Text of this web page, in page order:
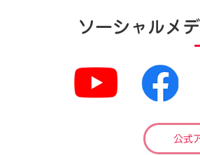
ソーシャルメ
公式